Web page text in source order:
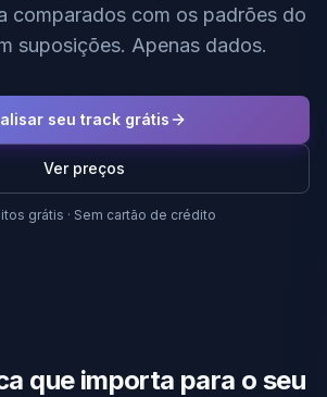
comparados com os padrões do
suposições. Apenas dados.
seu track grátis
Ver preços
grátis · Sem cartão de crédito
que importa para o seu